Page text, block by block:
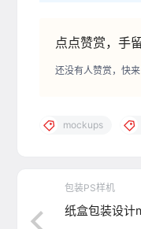
点点赞赏，手
还没有人赞赏，快
mockups
包装PS样机
纸盒包装设计